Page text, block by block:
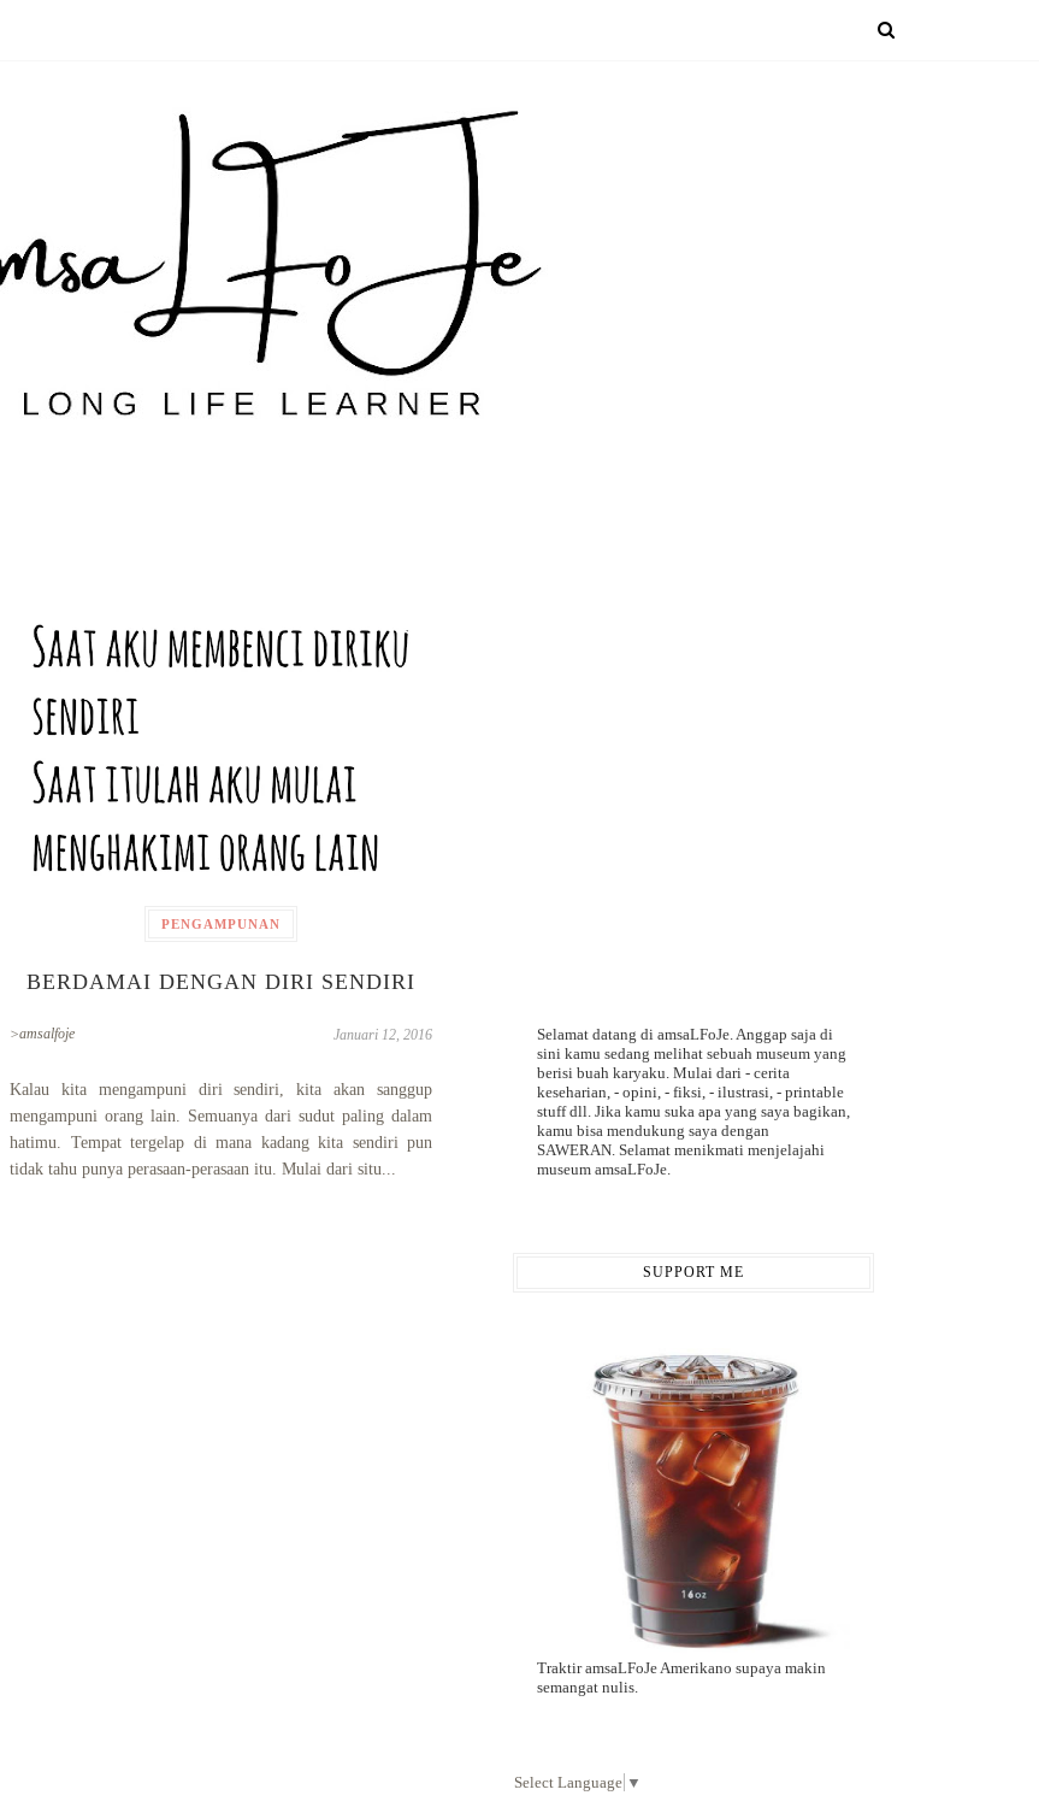
PENGAMPUNAN
BERDAMAI DENGAN DIRI SENDIRI
>amsalfoje Januari 12, 2016
Kalau kita mengampuni diri sendiri, kita akan sanggup
mengampuni orang lain. Semuanya dari sudut paling dalam
hatimu. Tempat tergelap di mana kadang kita sendiri pun
tidak tahu punya perasaan-perasaan itu. Mulai dari situ...
Selamat datang di amsaLFoJe. Anggap saja di
sini kamu sedang melihat sebuah museum yang
berisi buah karyaku. Mulai dari - cerita
keseharian, - opini, - fiksi, - ilustrasi, - printable
stuff dll. Jika kamu suka apa yang saya bagikan,
kamu bisa mendukung saya dengan
SAWERAN. Selamat menikmati menjelajahi
museum amsaLFoJe.
SUPPORT ME
Traktir amsaLFoJe Amerikano supaya makin
semangat nulis.
Select Language ▼